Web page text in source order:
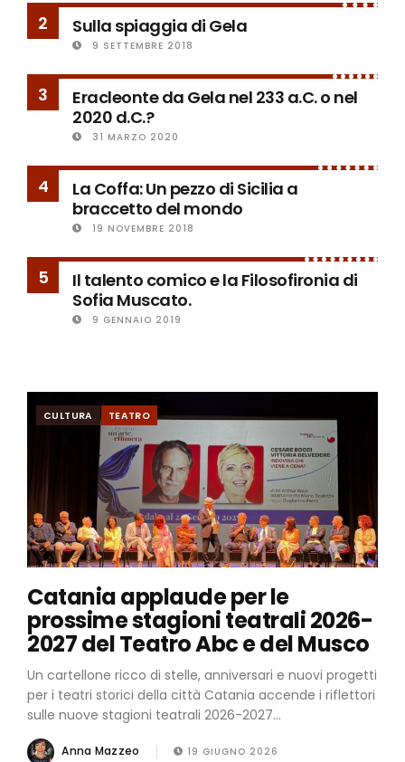
2 Sulla spiaggia di Gela
9 SETTEMBRE 2018
3
Eracleonte da Gela nel 233 a.C. o nel
2020 d.C.?
31 MARZO 2020
4
La Coffa: Un pezzo di Sicilia a
braccetto del mondo
19 NOVEMBRE 2018
5
Il talento comico e la Filosofironia di
Sofia Muscato.
9 GENNAIO 2019
CULTURA TEATRO
Catania applaude per le
prossime stagioni teatrali 2026-
2027 del Teatro Abc e del Musco
Un cartellone ricco di stelle, anniversari e nuovi progetti
per i teatri storici della città Catania accende i riflettori
sulle nuove stagioni teatrali 2026-2027...
Anna Mazzeo 19 GIUGNO 2026